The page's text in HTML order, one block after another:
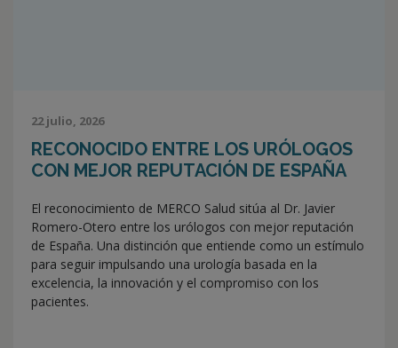
22 julio, 2026
RECONOCIDO ENTRE LOS URÓLOGOS
CON MEJOR REPUTACIÓN DE ESPAÑA
El reconocimiento de MERCO Salud sitúa al Dr. Javier
Romero-Otero entre los urólogos con mejor reputación
de España. Una distinción que entiende como un estímulo
para seguir impulsando una urología basada en la
excelencia, la innovación y el compromiso con los
pacientes.